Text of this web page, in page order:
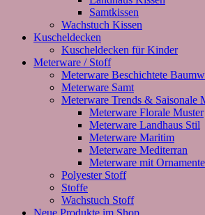
Samtkissen
Wachstuch Kissen
Kuscheldecken
Kuscheldecken für Kinder
Meterware / Stoff
Meterware Beschichtete
Meterware Samt
Meterware Trends & Saisonale
Meterware Florale Muster
Meterware Landhaus Stil
Meterware Maritim
Meterware Mediterran
Meterware mit
Polyester Stoff
Stoffe
Wachstuch Stoff
Neue Produkte im Shop